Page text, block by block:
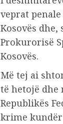
veprat
Kosovës
Prokurorisë
Kosovës.
Më tej ai
të hetojë dhe
Republikës
krime kundër